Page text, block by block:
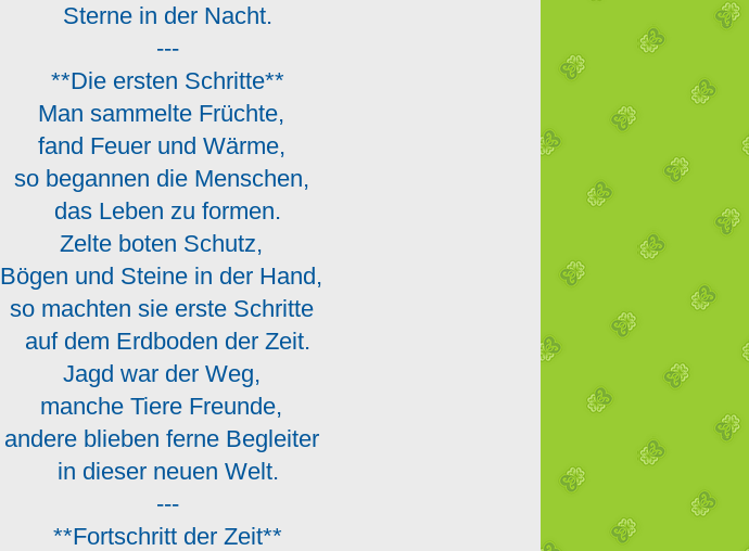
Sterne in der Nacht.
---
**Die ersten Schritte**
Man sammelte Früchte,
fand Feuer und Wärme,
so begannen die Menschen,
das Leben zu formen.
Zelte boten Schutz,
Bögen und Steine in der Hand,
so machten sie erste Schritte
auf dem Erdboden der Zeit.
Jagd war der Weg,
manche Tiere Freunde,
andere blieben ferne Begleiter
in dieser neuen Welt.
---
**Fortschritt der Zeit**